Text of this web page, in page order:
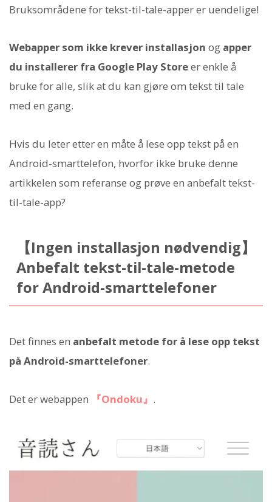
Bruksområdene for tekst-til-tale-apper er uendelige!
Webapper som ikke krever installasjon og apper
du installerer fra Google Play Storeer enkle å
bruke for alle, slik at du kan gjøre om tekst til tale
med en gang.
Hvis du leter etter en måte å lese opp tekst på en
Android-smarttelefon, hvorfor ikke bruke denne
artikkelen som referanse og prøve en anbefalt tekst-
til-tale-app?
【Ingen installasjon nødvendig】
Anbefalt tekst-til-tale-metode
for Android-smarttelefoner
Det finnes en anbefalt metode for å lese opp tekst
på Android-smarttelefoner.
Det er webappen 『Ondoku』 .